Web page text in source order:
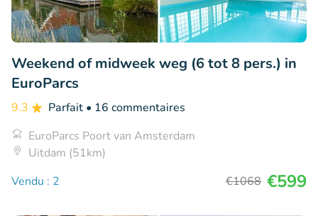
Weekend of midweek weg (6 tot 8 pers.) in
EuroParcs
9.3 Parfait • 16 commentaires
EuroParcs Poort van Amsterdam
Uitdam (51km)
Vendu : 2
€1068 €599